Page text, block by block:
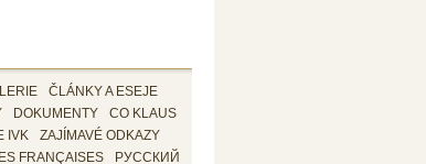
ČLÁNKY A ESEJE
DOKUMENTY
CO KLAUS
IVK
ZAJÍMAVÉ ODKAZY
FRANÇAISES РУССКИЙ